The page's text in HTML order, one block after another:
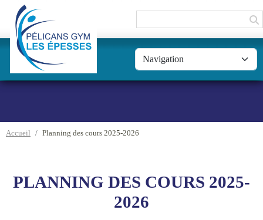
Accueil Planning des cours 2025-2026
PLANNING DES COURS 2025-
2026
Panneau de gestion des cookies